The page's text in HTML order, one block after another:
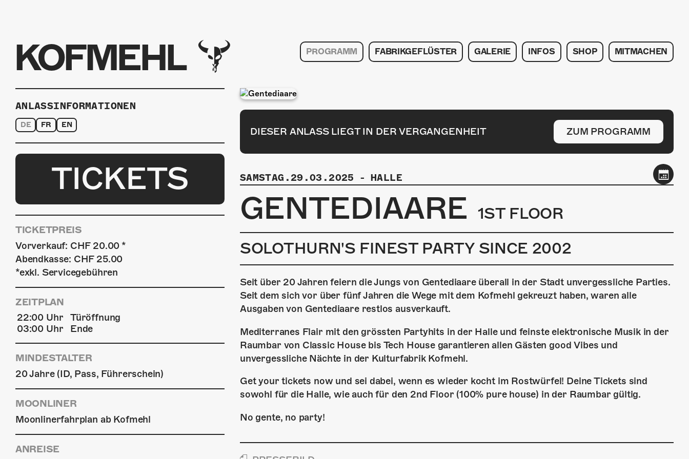
KOFMEHL PROGRAMM FABRIKGEFLÜSTER GALERIE INFOS SHOP MITMACHEN
DIESER ANLASS LIEGT IN DER VERGANGENHEIT ZUM PROGRAMM
SAMSTAG.29.03.2025 - HALLE
GENTEDIAARE
1ST FLOOR
SOLOTHURN'S FINEST PARTY SINCE 2002
Seit über 20 Jahren feiern die Jungs von Gentediaare überall in der Stadt unvergessliche Parties.
Seit dem sich vor über fünf Jahren die Wege mit dem Kofmehl gekreuzt haben, waren alle
Ausgaben von Gentediaare restlos ausverkauft.
Mediterranes Flair mit den grössten Partyhits in der Halle und feinste elektronische Musik in der
Raumbar von Classic House bis Tech House garantieren allen Gästen good Vibes und
unvergessliche Nächte in der Kulturfabrik Kofmehl.
Get your tickets now und sei dabei, wenn es wieder kocht im Rostwürfel! Deine Tickets sind
sowohl für die Halle, wie auch für den 2nd Floor (100% pure house) in der Raumbar gültig.
No gente, no party!
ANLASSINFORMATIONEN
DE FR EN
TICKETS
TICKETPREIS
Vorverkauf: CHF 20.00 *
Abendkasse: CHF 25.00
*exkl. Servicegebühren
ZEITPLAN
22:00 Uhr
Türöffnung
03:00 Uhr
Ende
MINDESTALTER
20 Jahre (ID, Pass, Führerschein)
MOONLINER
Moonlinerfahrplan ab Kofmehl
ANREISE